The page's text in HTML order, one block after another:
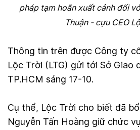
pháp tạm hoãn xuất cảnh đối
Thuận - cựu CEO
Thông tin trên được Công ty
Lộc Trời (LTG) gửi tới Sở Giao
TP.HCM sáng 17-10.
Cụ thể, Lộc Trời cho biết đã
Nguyễn Tấn Hoàng giữ chức